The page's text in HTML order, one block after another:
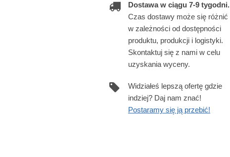
Dostawa w ciągu 7-9 tygodni.
Czas dostawy może się różnić
w zależności od dostępności
produktu, produkcji i logistyki.
Skontaktuj się z nami w celu
uzyskania wyceny.
Widziałeś lepszą ofertę gdzie
indziej? Daj nam znać!
Postaramy się ją przebić!